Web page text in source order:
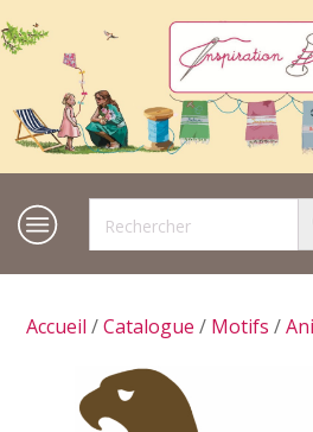
Accueil /Catalogue / Motifs /